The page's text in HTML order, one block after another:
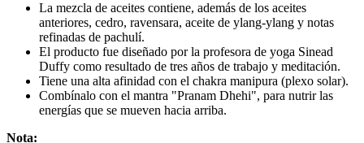
La mezcla de aceites contiene, además de los aceites
anteriores, cedro, ravensara, aceite de ylang-ylang y notas
refinadas de pachulí.
El producto fue diseñado por la profesora de yoga Sinead
Duffy como resultado de tres años de trabajo y meditación.
Tiene una alta afinidad con el chakra manipura (plexo solar).
Combínalo con el mantra "Pranam Dhehi", para nutrir las
energías que se mueven hacia arriba.
Nota: